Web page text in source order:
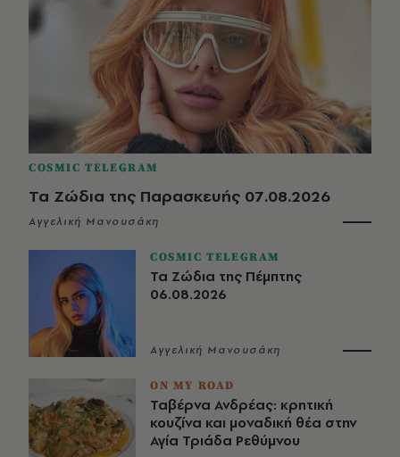
COSMIC TELEGRAM
Τα Ζώδια της Παρασκευής 07.08.2026
Αγγελική Μανουσάκη
COSMIC TELEGRAM
Τα Ζώδια της Πέμπτης
06.08.2026
Αγγελική Μανουσάκη
ON MY ROAD
Ταβέρνα Ανδρέας: κρητική
κουζίνα και μοναδική θέα στην
Αγία Τριάδα Ρεθύμνου